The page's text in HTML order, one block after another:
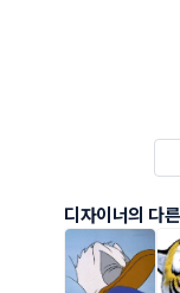
디자이너의 다